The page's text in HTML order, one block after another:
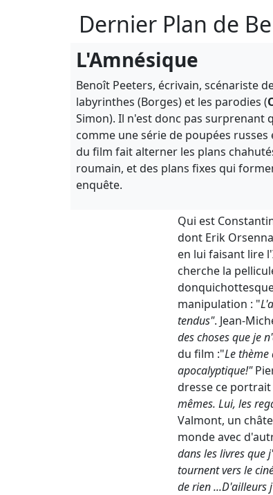
Dernier Plan de
L'Amnésique
Benoît Peeters, écrivain, scénariste
labyrinthes (Borges) et les parodies (
Simon). Il n'est donc pas surprenant
comme une série de poupées
du film fait alterner les plans
roumain, et des plans fixes qui
enquête.
Qui est
dont Erik
en lui faisant lire l'
cherche la
manipulation : "
tendus". Jean-
des choses que je
du film :"Le
apocalyptique!"
dresse ce
mêmes. Lui, les
Valmont, un
monde avec
dans les livres que
tournent vers le
de rien ...D'ailleurs